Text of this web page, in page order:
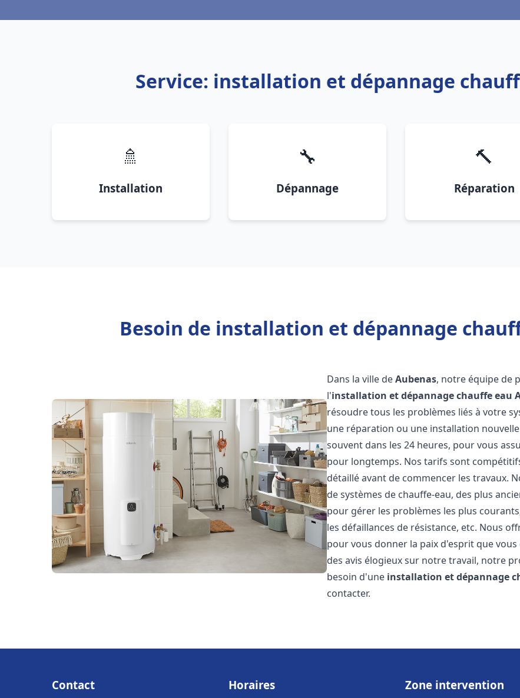
Service: installation et dépannage
🚿
Installation
🔧
Dépannage
🔨
Réparation
Besoin de installation et dépannage
Dans la ville deAubenas, notre équipe de
l'installation et dépannage chauffe eau
résoudre tous les problèmes liés à votre
une réparation ou une installation
souvent dans les 24 heures, pour vous
pour longtemps. Nos tarifs sont
détaillé avant de commencer les travaux.
de systèmes de chauffe-eau, des plus
pour gérer les problèmes les plus
les défaillances de résistance, etc. Nous
pour vous donner la paix d'esprit que
des avis élogieux sur notre travail, notre
besoin d'une installation et dépannage
contacter.
Contact Horaires Zone intervention